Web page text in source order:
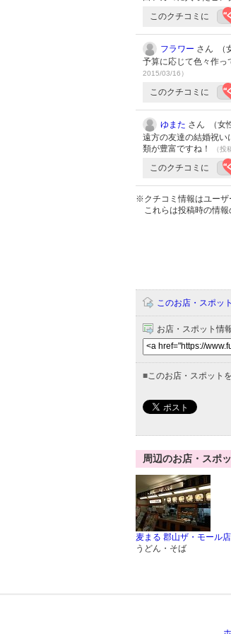
このクチコミに
フラワー さん （
予算に応じて色々作っ
2015/03/16）
このクチコミに
ゆまた さん （女
遠方の友達の結婚祝い
類が豊富ですね！
（
このクチコミに
※クチコミ情報はユーザ
これらは投稿時の情
このお店・スポッ
お店・スポット情
■ このお店・スポット
周辺のお店・スポ
麦まる 郡山ザ・モール店
うどん・そば